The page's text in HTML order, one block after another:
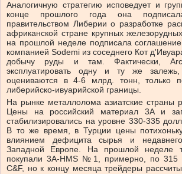
Аналогичную стратегию исповедует и
конце прошлого года она
правительством Либерии о разработке
африканской стране крупных
на прошлой неделе подписала соглашение
компанией Sodemi из соседнего Кот
добычу руды и там. Фактически,
эксплуатировать одну и ту же
оцениваются в 4-6 млрд. тонн, только
либерийско-ивуарийской границы.
На рынке металлолома азиатские страны
Цены на российский материал 3А и
стабилизировались на уровне 330-335
В то же время, в Турции цены
влиянием дефицита сырья и
Западной Европе. На прошлой неделе
покупали 3А-HMS №1, примерно, по 315
C&F, но к концу месяца трейдеры